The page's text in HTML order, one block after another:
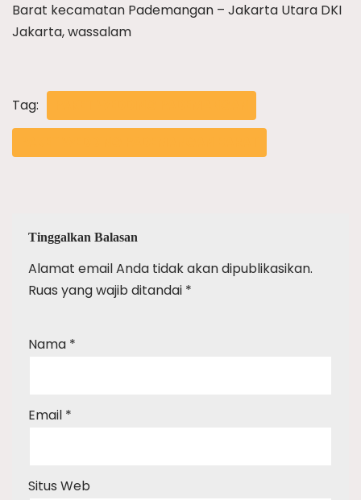
Barat kecamatan Pademangan – Jakarta Utara DKI
Jakarta, wassalam
Tag:
Tinggalkan Balasan
Alamat email Anda tidak akan dipublikasikan.
Ruas yang wajib ditandai *
Nama *
Email *
Situs Web